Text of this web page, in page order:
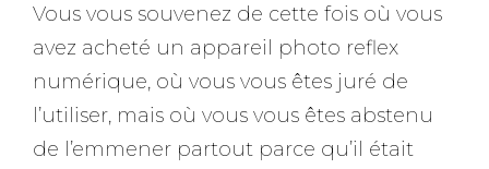
Vous vous souvenez de cette fois où vous
avez acheté un appareil photo reflex
numérique, où vous vous êtes juré de
l’utiliser, mais où vous vous êtes abstenu
de l’emmener partout parce qu’il était